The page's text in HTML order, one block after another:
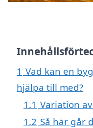
1 Vad kan en
hjälpa till med?
1.1 Variation
1.2 Så här går